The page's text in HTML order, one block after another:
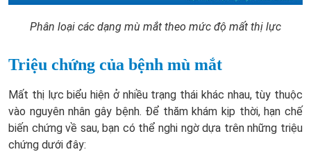
Phân loại các dạng mù mắt theo mức độ mất thị lực
Triệu chứng của bệnh mù mắt
Mất thị lực biểu hiện ở nhiều trạng thái khác nhau, tùy thuộc
vào nguyên nhân gây bệnh. Để thăm khám kịp thời, hạn chế
biến chứng về sau, bạn có thể nghi ngờ dựa trên những triệu
chứng dưới đây: